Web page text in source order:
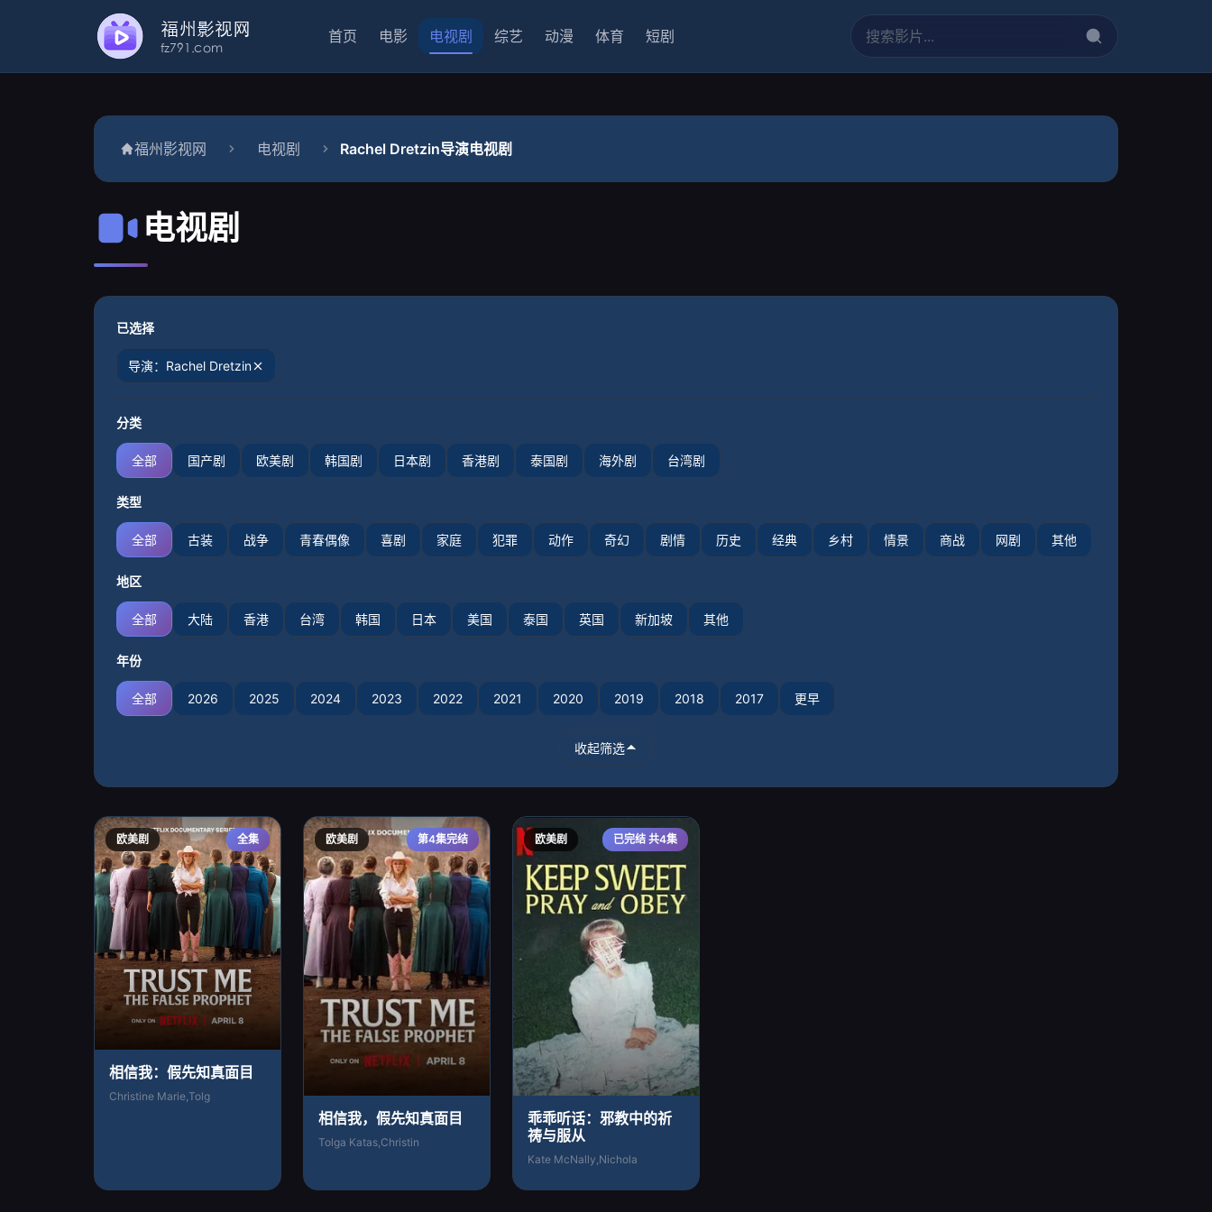
首页 电影 电视剧 综艺 动漫 体育 短剧
福州影视网 电视剧 Rachel Dretzin导演电视剧
电视剧
已选择
导演：Rachel Dretzin
分类
全部 国产剧 欧美剧 韩国剧 日本剧 香港剧 泰国剧 海外剧 台湾剧
类型
全部 古装 战争 青春偶像 喜剧 家庭 犯罪 动作 奇幻 剧情 历史 经典 乡村 情景 商战 网剧 其他
地区
全部 大陆 香港 台湾 韩国 日本 美国 泰国 英国 新加坡 其他
年份
全部 2026 2025 2024 2023 2022 2021 2020 2019 2018 2017 更早
收起筛选
欧美剧 全集
相信我：假先知真面目
Christine Marie,Tolg
欧美剧 第4集完结
相信我，假先知真面目
Tolga Katas,Christin
欧美剧 已完结 共4集
乖乖听话：邪教中的祈
祷与服从
Kate McNally,Nichola